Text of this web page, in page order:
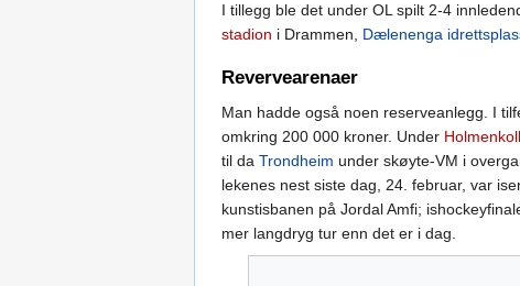
I tillegg ble det under OL spilt 2-4
stadion i Drammen, Dælenenga
Revervearenaer
Man hadde også noen reserveanlegg. I
omkring 200 000 kroner. Under
til da Trondheim under skøyte-VM i
lekenes nest siste dag, 24. februar, var
kunstisbanen på Jordal Amfi;
mer langdryg tur enn det er i dag.